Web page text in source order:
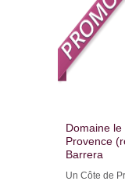
Domaine
Provence
Barrera
Un Côte de